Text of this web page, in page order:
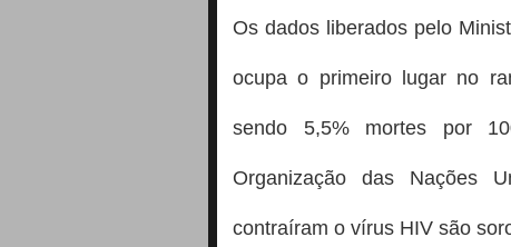
Os dados liberados pelo
ocupa o primeiro lugar no
sendo 5,5% mortes por
Organização das Nações
contraíram o vírus HIV são